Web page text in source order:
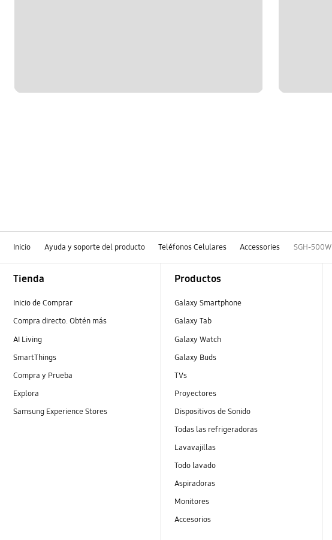
Inicio Ayuda y soporte del producto Teléfonos Celulares Accessories SGH-500W
Tienda
Inicio de Comprar
Compra directo. Obtén más
AI Living
SmartThings
Compra y Prueba
Explora
Samsung Experience Stores
Productos
Galaxy Smartphone
Galaxy Tab
Galaxy Watch
Galaxy Buds
TVs
Proyectores
Dispositivos de Sonido
Todas las refrigeradoras
Lavavajillas
Todo lavado
Aspiradoras
Monitores
Accesorios